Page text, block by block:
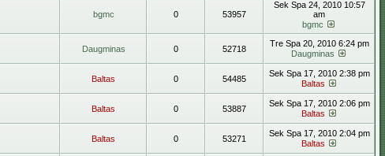
bgmc 0 53957
Sek Spa 24, 2010 10:57
am
bgmc
Daugminas 0 52718
Tre Spa 20, 2010 6:24 pm
Daugminas
Baltas 0 54485
Sek Spa 17, 2010 2:38 pm
Baltas
Baltas 0 53887
Sek Spa 17, 2010 2:06 pm
Baltas
Baltas 0 53271
Sek Spa 17, 2010 2:04 pm
Baltas